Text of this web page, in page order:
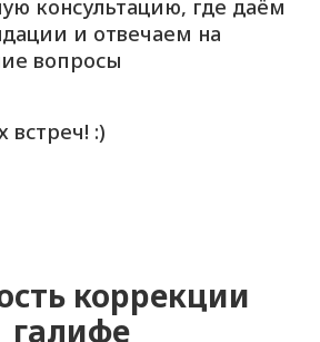
консультацию, где даём
и отвечаем на
вопросы
встреч! :)
коррекции
галифе